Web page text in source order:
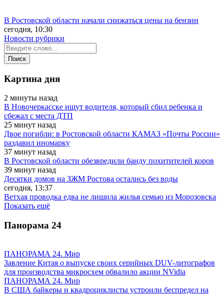
В Ростовской области начали снижаться цены на бензин
сегодня, 10:30
Новости рубрики
Картина дня
2 минуты назад
В Новочеркасске ищут водителя, который сбил ребенка и
сбежал с места ДТП
25 минут назад
Двое погибли: в Ростовской области КАМАЗ «Почты России»
раздавил иномарку
37 минут назад
В Ростовской области обезвредили банду похитителей коров
39 минут назад
Десятки домов на ЗЖМ Ростова остались без воды
сегодня, 13:37
Ветхая проводка едва не лишила жилья семью из Морозовска
Показать ещё
Панорама 24
ПАНОРАМА 24. Мир
Завление Китая о выпуске своих серийных DUV-литографов
для производства микросхем обвалило акции NVidia
ПАНОРАМА 24. Мир
В США байкеры и квадроциклисты устроили беспредел на